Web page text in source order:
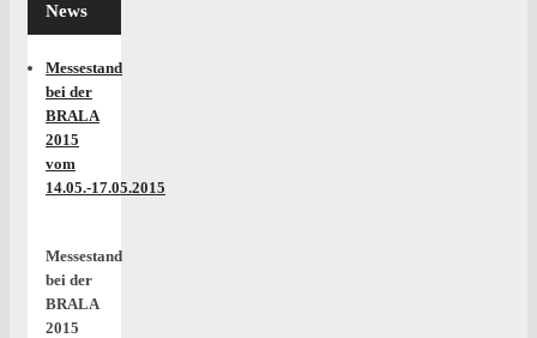
News
Messestand
bei der
BRALA
2015
vom
14.05.-17.05.2015
Messestand
bei der
BRALA
2015